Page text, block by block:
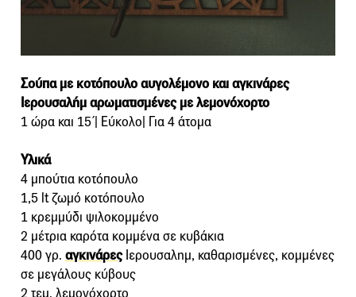
Σούπα με κοτόπουλο αυγολέμονο και αγκινάρες
Ιερουσαλήμ αρωματισμένες με λεμονόχορτο
1 ώρα και 15΄| Εύκολο| Για 4 άτομα
Υλικά
4 μπούτια κοτόπουλο
1,5 lt ζωμό κοτόπουλο
1 κρεμμύδι ψιλοκομμένο
2 μέτρια καρότα κομμένα σε κυβάκια
400 γρ. αγκινάρεςΙερουσαλημ, καθαρισμένες, κομμένες
σε μεγάλους κύβους